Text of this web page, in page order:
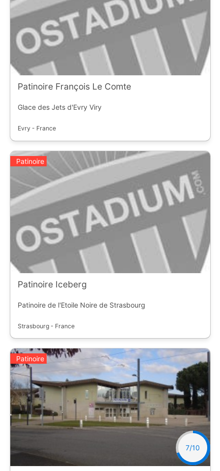
Patinoire François Le Comte
Glace des Jets d'Evry Viry
Evry - France
Patinoire
Patinoire Iceberg
Patinoire de l'Etoile Noire de Strasbourg
Strasbourg - France
7/10
Patinoire